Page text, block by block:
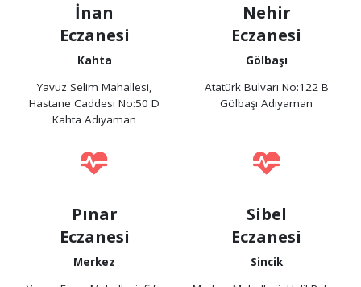
İnan
Eczanesi
Kahta
Yavuz Selim Mahallesi,
Hastane Caddesi No:50 D
Kahta Adıyaman
Nehir
Eczanesi
Gölbaşı
Atatürk Bulvarı No:122 B
Gölbaşı Adıyaman
Pınar
Eczanesi
Merkez
Sibel
Eczanesi
Sincik